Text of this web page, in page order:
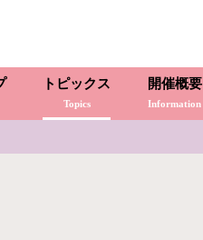
トピックス
Topics
開催概要
Information